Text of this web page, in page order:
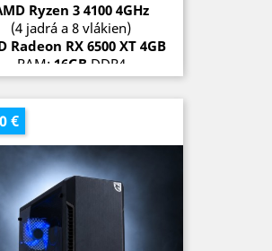
MD Ryzen 3 4100 4GHz
(4 jadrá a 8 vlákien)
Radeon RX 6500 XT 4GB
RAM: 16GB DDR4
SSD:1TB
Windows 11 Pro
(1 kus)
€